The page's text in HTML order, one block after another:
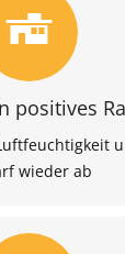
p
positives
wieder ab